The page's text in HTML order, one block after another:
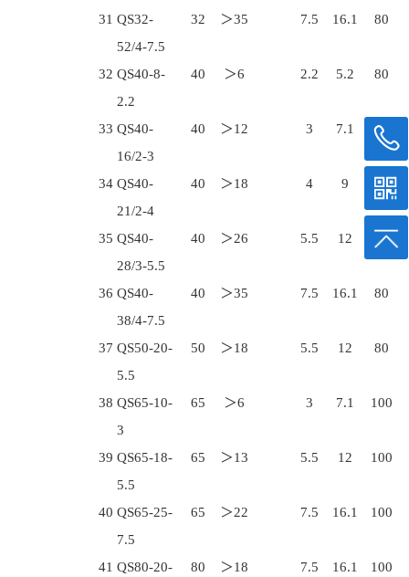
31 QS32-
52/4-7.5
32 ＞35 7.5 16.1 80
32 QS40-8-
2.2
40 ＞6 2.2 5.2 80
33 QS40-
16/2-3
40 ＞12 3 7.1 80
34 QS40-
21/2-4
40 ＞18 4 9 80
35 QS40-
28/3-5.5
40 ＞26 5.5 12 80
36 QS40-
38/4-7.5
40 ＞35 7.5 16.1 80
37 QS50-20-
5.5
50 ＞18 5.5 12 80
38 QS65-10-
3
65 ＞6 3 7.1 100
39 QS65-18-
5.5
65 ＞13 5.5 12 100
40 QS65-25-
7.5
65 ＞22 7.5 16.1 100
41 QS80-20-
80 ＞18 7.5 16.1 100